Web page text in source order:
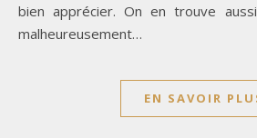
bien apprécier. On en trouve
malheureusement…
EN SAVOIR